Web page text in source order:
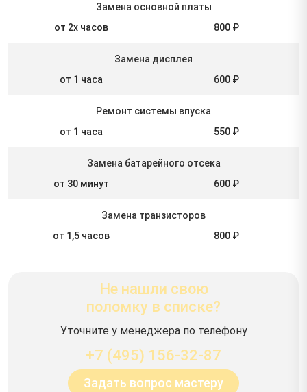
Замена основной платы
от 2х часов
800 ₽
Замена дисплея
от 1 часа
600 ₽
Ремонт системы впуска
от 1 часа
550 ₽
Замена батарейного отсека
от 30 минут
600 ₽
Замена транзисторов
от 1,5 часов
800 ₽
Не нашли свою
поломку в списке?
Уточните у менеджера по телефону
+7 (495) 156-32-87
Задать вопрос мастеру